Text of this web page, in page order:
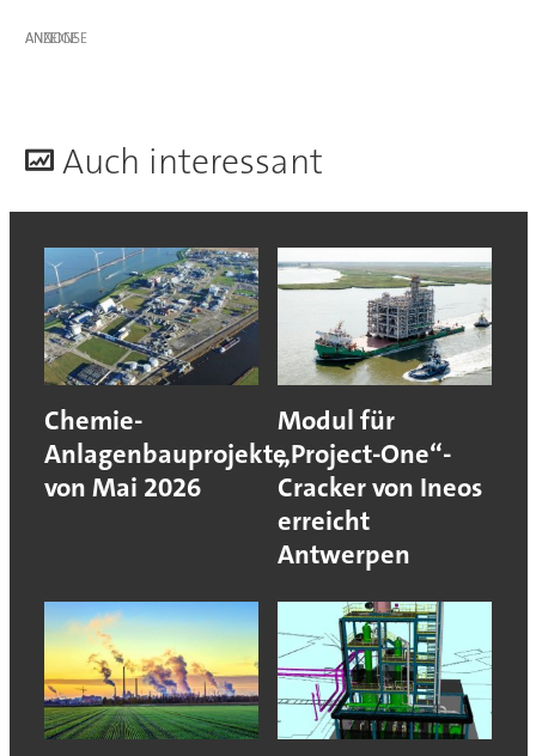
ANZEIGE
Auch interessant
Chemie-
Anlagenbauprojekte
von Mai 2026
Modul für
„Project-One“-
Cracker von Ineos
erreicht
Antwerpen